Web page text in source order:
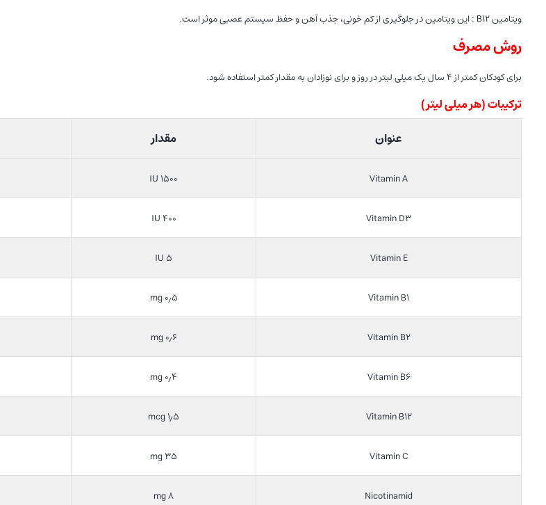
ویتامین B12 : این ویتامین در جلوگیری از کم خونی، جذب آهن و حفظ سیستم عصبی موثر است.
روش مصرف
برای کودکان کمتر از ۴ سال یک میلی لیتر در روز و برای نوزادان به مقدار کمتر استفاده شود.
ترکیبات (هر میلی لیتر)
عنوان
مقدار
Vitamin A ۱۵۰۰ IU
Vitamin D3 ۴۰۰ IU
Vitamin E ۵ IU
Vitamin B1 ۰٫۵ mg
Vitamin B2 ۰٫۶ mg
Vitamin B6 ۰٫۴ mg
Vitamin B12 ۱٫۵ mcg
Vitamin C ۳۵ mg
Nicotinamid ۸ mg